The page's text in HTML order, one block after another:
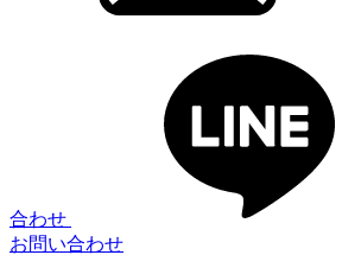
合わせ
お問い合わせ